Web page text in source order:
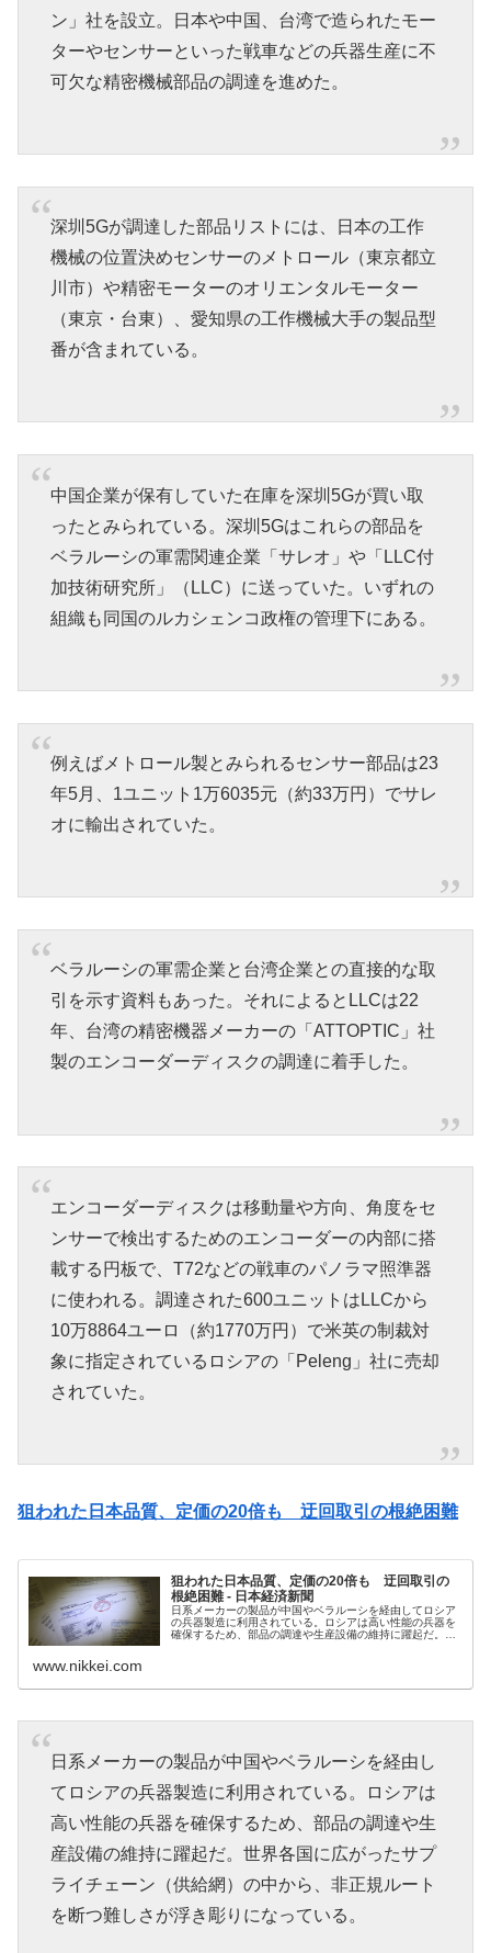
ン」社を設立。日本や中国、台湾で造られたモー
ターやセンサーといった戦車などの兵器生産に不
可欠な精密機械部品の調達を進めた。
深圳5Gが調達した部品リストには、日本の工作
機械の位置決めセンサーのメトロール（東京都立
川市）や精密モーターのオリエンタルモーター
（東京・台東）、愛知県の工作機械大手の製品型
番が含まれている。
中国企業が保有していた在庫を深圳5Gが買い取
ったとみられている。深圳5Gはこれらの部品を
ベラルーシの軍需関連企業「サレオ」や「LLC付
加技術研究所」（LLC）に送っていた。いずれの
組織も同国のルカシェンコ政権の管理下にある。
例えばメトロール製とみられるセンサー部品は23
年5月、1ユニット1万6035元（約33万円）でサレ
オに輸出されていた。
ベラルーシの軍需企業と台湾企業との直接的な取
引を示す資料もあった。それによるとLLCは22
年、台湾の精密機器メーカーの「ATTOPTIC」社
製のエンコーダーディスクの調達に着手した。
エンコーダーディスクは移動量や方向、角度をセ
ンサーで検出するためのエンコーダーの内部に搭
載する円板で、T72などの戦車のパノラマ照準器
に使われる。調達された600ユニットはLLCから
10万8864ユーロ（約1770万円）で米英の制裁対
象に指定されているロシアの「Peleng」社に売却
されていた。
狙われた日本品質、定価の20倍も 迂回取引の根絶困難
狙われた日本品質、定価の20倍も 迂回取引の
根絶困難 - 日本経済新聞
日系メーカーの製品が中国やベラルーシを経由してロシア
の兵器製造に利用されている。ロシアは高い性能の兵器を
確保するため、部品の調達や生産設備の維持に躍起だ。世
www.nikkei.com
日系メーカーの製品が中国やベラルーシを経由し
てロシアの兵器製造に利用されている。ロシアは
高い性能の兵器を確保するため、部品の調達や生
産設備の維持に躍起だ。世界各国に広がったサプ
ライチェーン（供給網）の中から、非正規ルート
を断つ難しさが浮き彫りになっている。